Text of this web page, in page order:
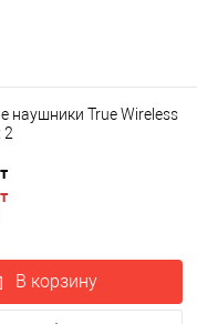
наушники True Wireless
2
В корзину